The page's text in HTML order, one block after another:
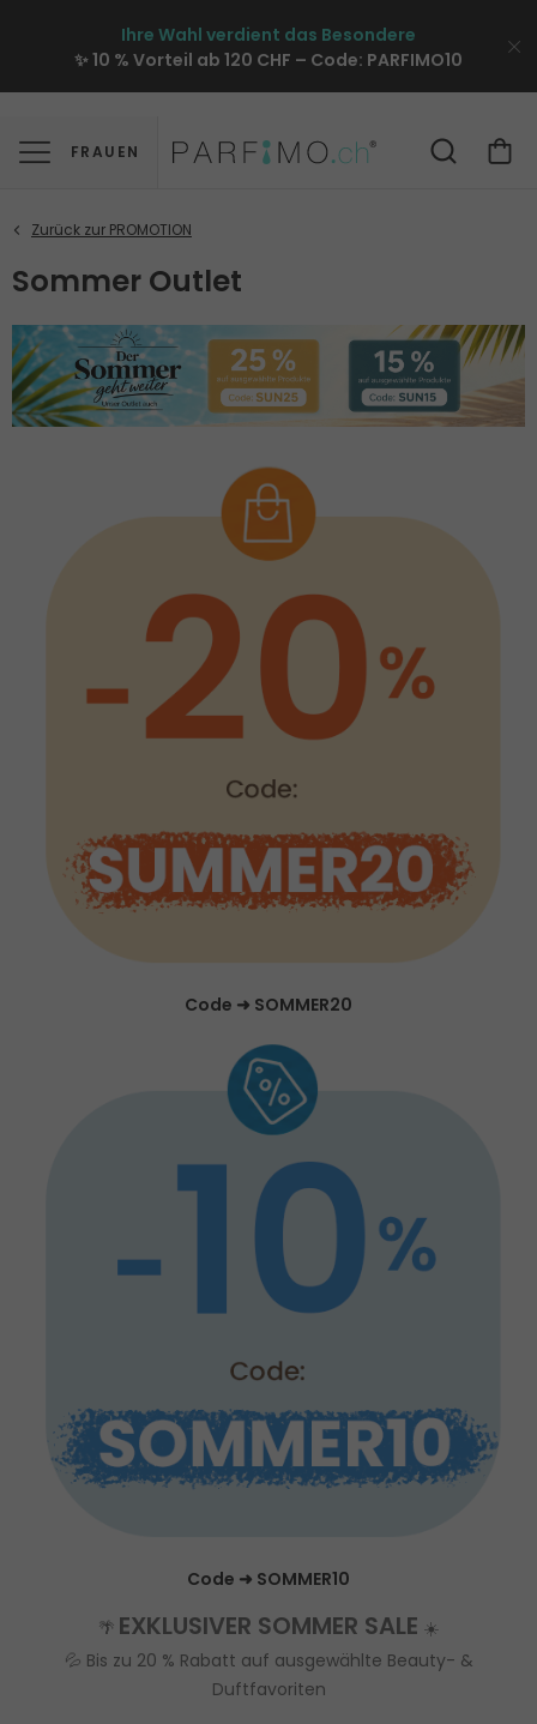
Ihre Wahl verdient das Besondere
✨ 10 % Vorteil ab 120 CHF – Code: PARFIMO10
FRAUEN
Sommer Outlet
Code ➜ SOMMER20
Code ➜ SOMMER10
🌴 EXKLUSIVER SOMMER SALE ☀️
💦 Bis zu 20 % Rabatt auf ausgewählte Beauty- &
Duftfavoriten